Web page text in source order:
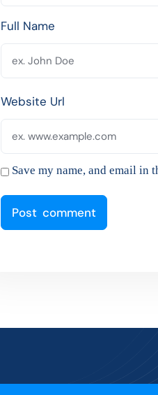
Full Name
Website Url
Save my name, and email in